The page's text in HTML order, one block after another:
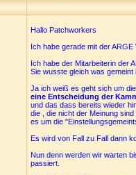
Hallo Patchworkers
Ich habe gerade mit der
Ich habe der Mitarbeiterin der
Sie wusste gleich was gemeint
Ja ich weiß es geht sich um die
eine Entscheidung der
und das dass bereits wieder
die , die nicht der Meinung
es um die
Es wird von Fall zu Fall dann
Nun denn werden wir warten
passiert.